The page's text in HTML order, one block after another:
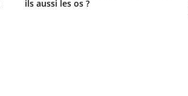
ils aussi les os ?